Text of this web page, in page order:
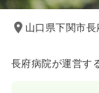
山口県下関市
長府病院が運営す